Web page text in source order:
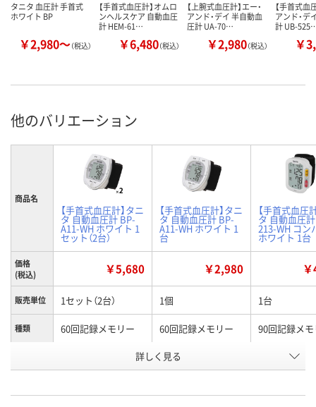
タニタ 血圧計 手首式
ホワイト BP
￥2,980～（税込）
【手首式血圧計】オムロ
ンヘルスケア 自動血圧
計 HEM-61…
￥6,480（税込）
【上腕式血圧計】エー・
アンド・デイ 半自動血
圧計 UA-70…
￥2,980（税込）
【手首式血
アンド・デ
計 UB-
￥
他のバリエーション
商品名
【手首式血圧計】タニ
タ 自動血圧計 BP-
A11-WH ホワイト 1
セット（2台）
【手首式血圧計】タニ
タ 自動血圧計 BP-
A11-WH ホワイト 1
台
【手首式血圧
タ 自動血圧
213-WH コン
ホワイト 1台
価格
(税込)
￥5,680 ￥2,980
販売単位 1セット（2台） 1個 1台
種類 60回記録メモリー 60回記録メモリー 90回記録メ
KR46492 HE62801
詳しく見る